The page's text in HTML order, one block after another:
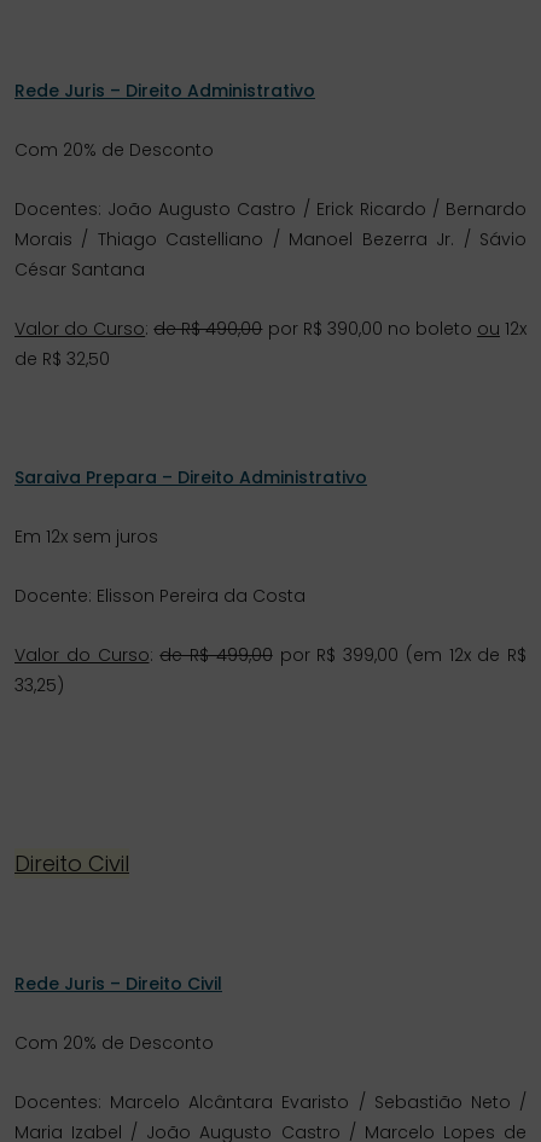
Rede Juris – Direito Administrativo
Com 20% de Desconto
Docentes: João Augusto Castro / Erick Ricardo / Bernardo
Morais / Thiago Castelliano / Manoel Bezerra Jr. / Sávio
César Santana
Valor do Curso:de R$ 490,00por R$ 390,00 no boleto ou 12x
de R$ 32,50
Saraiva Prepara – Direito Administrativo
Em 12x sem juros
Docente: Elisson Pereira da Costa
Valor do Curso:de R$ 499,00por R$ 399,00 (em 12x de R$
33,25)
Direito Civil
Rede Juris – Direito Civil
Com 20% de Desconto
Docentes: Marcelo Alcântara Evaristo / Sebastião Neto /
Maria Izabel / João Augusto Castro / Marcelo Lopes de